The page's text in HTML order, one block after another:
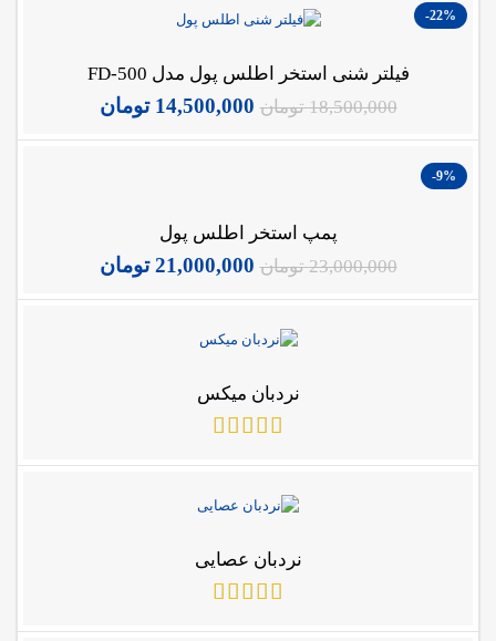
-22%
فیلتر شنی استخر اطلس پول مدل FD-500
18,500,000 تومان 14,500,000 تومان
-9%
پمپ استخر اطلس پول
23,000,000 تومان 21,000,000 تومان
نردبان میکس
نردبان عصایی